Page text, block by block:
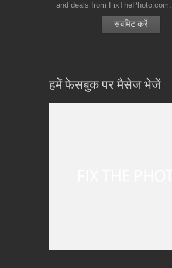
and deals from FixThePhoto.com
हमें फेसबुक पर मैसेज भेजें